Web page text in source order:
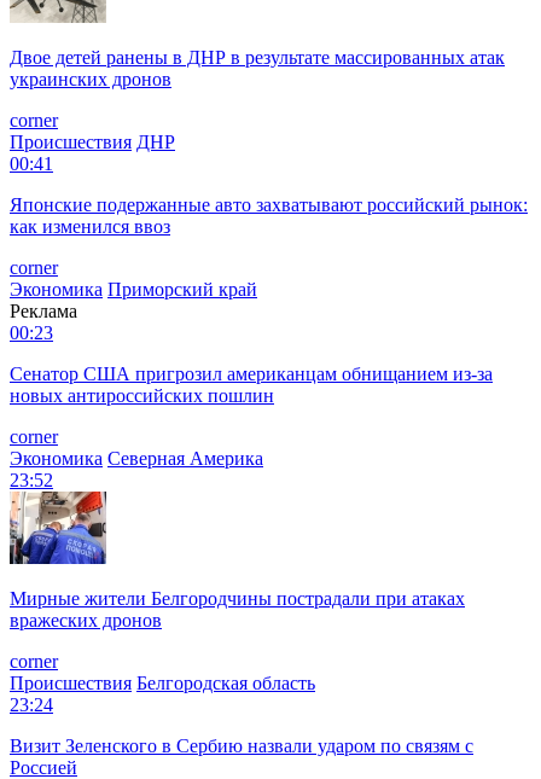
Двое детей ранены в ДНР в результате массированных атак
украинских дронов
corner
Происшествия ДНР
00:41
Японские подержанные авто захватывают российский рынок:
как изменился ввоз
corner
Экономика Приморский край
Реклама
00:23
Сенатор США пригрозил американцам обнищанием из-за
новых антироссийских пошлин
corner
Экономика Северная Америка
23:52
Мирные жители Белгородчины пострадали при атаках
вражеских дронов
corner
Происшествия Белгородская область
23:24
Визит Зеленского в Сербию назвали ударом по связям с
Россией